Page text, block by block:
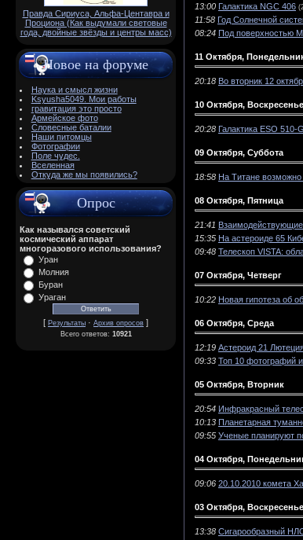
Правда Сириуса, Альфа-Центавра и
Проциона (Как выдумали световые
года, двойные звёзды и центры масс)
Новое на форуме
Наука и смысл жизни
Ksyusha5049. Мои работы
гравитация это просто
Армейское фото
Словесные баталии
Наши питомцы
Фотографии
Поле чудес.
Вселенная
Откуда же мы появились?
Опрос
Как назывался советский
космический аппарат
многоразового использования?
Уран
Молния
Буран
Ураган
[ Результаты · Архив опросов ]
Всего ответов: 10921
13:00 Галактика NGC 406
11:58 Год Солнечной
08:24 Под поверхностью
11 Октября,
20:18 Во вторник 12
10 Октября, Воскресенье
20:28 Галактика ESO 510-
09 Октября, Суббота
18:58 На Титане возможно
08 Октября, Пятница
21:41 Взаимодействующие
15:35 На астероиде 65
09:48 Телескоп VISTA:
07 Октября, Четверг
10:22 Новая гипотеза об
06 Октября, Среда
12:19 Астероид 21
09:33 Топ 10 фотографий
05 Октября, Вторник
20:54 Инфракрасный
10:13 Планетарная
09:55 Ученые планируют
04 Октября,
09:06 20.10.2010 комета
03 Октября, Воскресенье
13:38 Сигарообразный